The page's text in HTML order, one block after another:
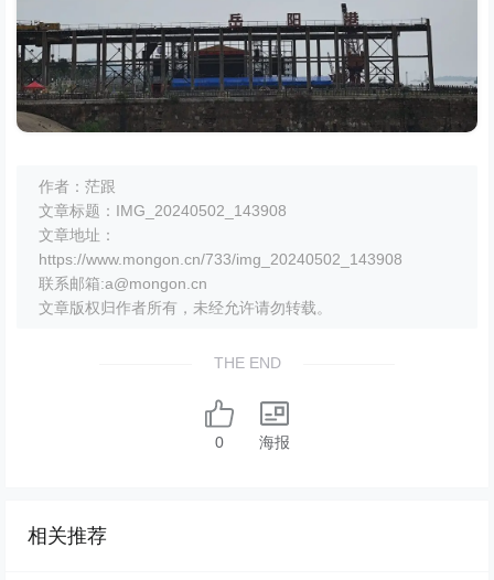
作者：茫跟
文章标题：IMG_20240502_143908
文章地址：
https://www.mongon.cn/733/img_20240502_143908
联系邮箱:a@mongon.cn
文章版权归作者所有，未经允许请勿转载。
THE END
0 海报
相关推荐